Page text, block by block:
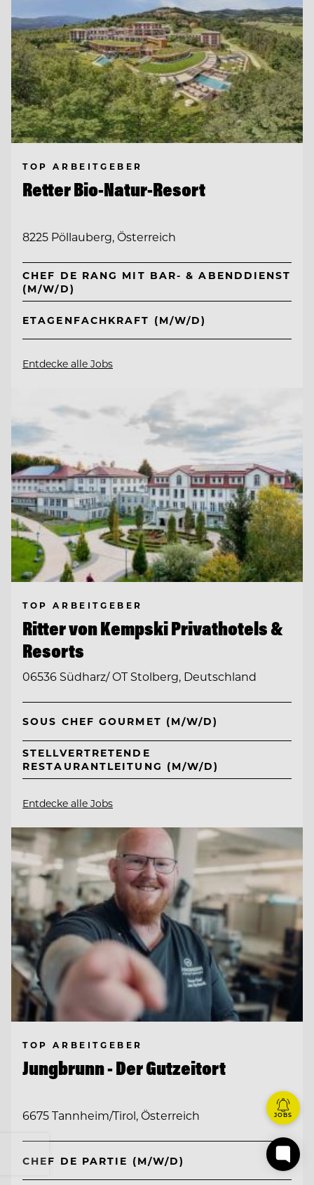
TOP ARBEITGEBER
Retter Bio-Natur-Resort
8225 Pöllauberg, Österreich
CHEF DE RANG MIT BAR- & ABENDDIENST
(M/W/D)
ETAGENFACHKRAFT (M/W/D)
Entdecke alle Jobs
TOP ARBEITGEBER
Ritter von Kempski Privathotels &
Resorts
06536 Südharz/ OT Stolberg, Deutschland
SOUS CHEF GOURMET (M/W/D)
STELLVERTRETENDE
RESTAURANTLEITUNG (M/W/D)
Entdecke alle Jobs
TOP ARBEITGEBER
Jungbrunn - Der Gutzeitort
6675 Tannheim/Tirol, Österreich
CHEF DE PARTIE (M/W/D)
JOBS